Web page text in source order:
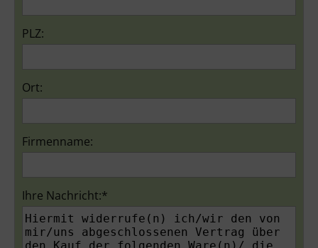
PLZ:
Ort:
Firmenname:
Ihre Nachricht:*